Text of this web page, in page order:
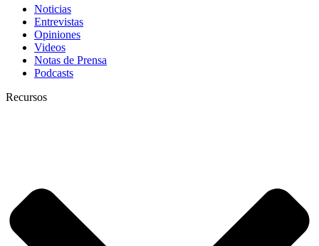
Noticias
Entrevistas
Opiniones
Videos
Notas de Prensa
Podcasts
Recursos